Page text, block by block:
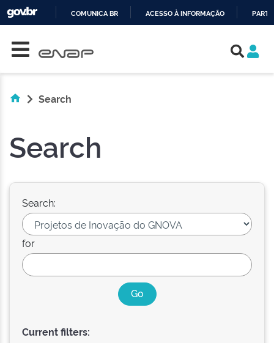
COMUNICA BR ACESSO À INFORMAÇÃO
Search
Search
Search:
for
Current filters: